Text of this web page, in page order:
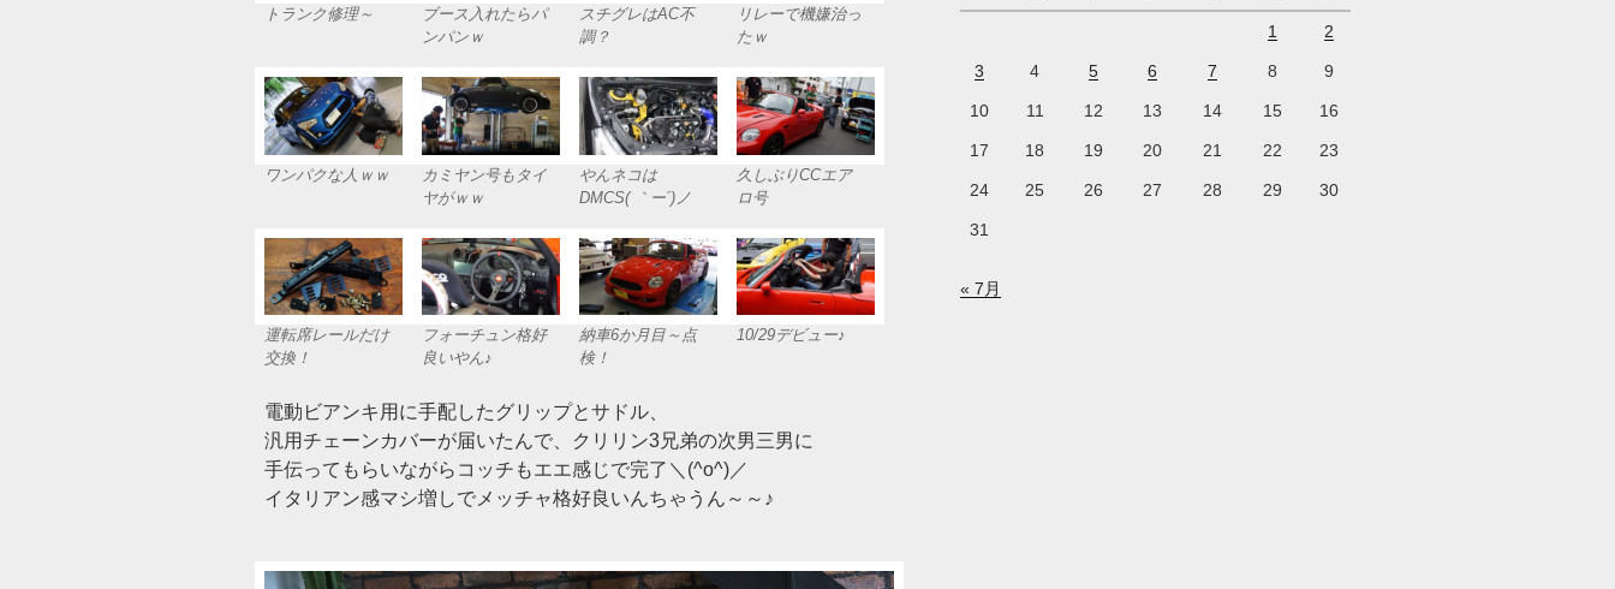
トランク修理～
ブース入れたらパ
ンパンｗ
スチグレはAC不
調？
リレーで機嫌治っ
たｗ
ワンパクな人ｗｗ
カミヤン号もタイ
ヤがｗｗ
やんネコは
DMCS( ｀ー´)ノ
久しぶりCCエア
ロ号
運転席レールだけ
交換！
フォーチュン格好
良いやん♪
納車6か月目～点
検！
10/29デビュー♪
電動ビアンキ用に手配したグリップとサドル、
汎用チェーンカバーが届いたんで、クリリン3兄弟の次男三男に
手伝ってもらいながらコッチもエエ感じで完了＼(^o^)／
イタリアン感マシ増しでメッチャ格好良いんちゃうん～～♪
1 2
3 4 5 6 7 8 9
10 11 12 13 14 15 16
17 18 19 20 21 22 23
24 25 26 27 28 29 30
31
« 7月